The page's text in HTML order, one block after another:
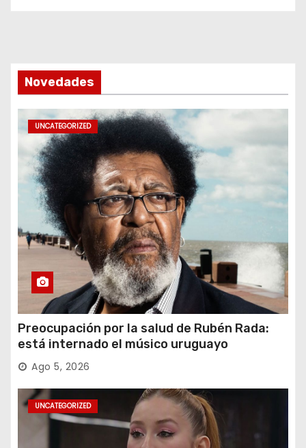
Novedades
UNCATEGORIZED
Preocupación por la salud de Rubén Rada:
está internado el músico uruguayo
Ago 5, 2026
UNCATEGORIZED